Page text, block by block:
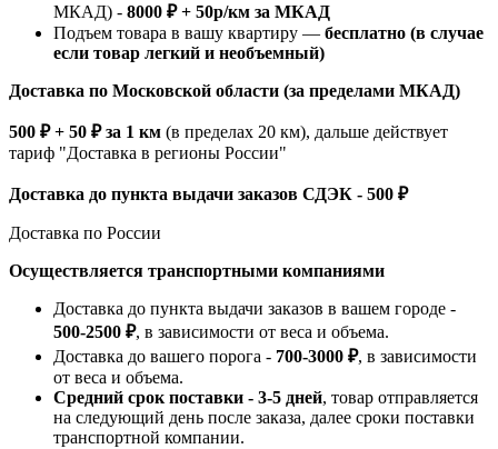
МКАД) - 8000 ₽ + 50р/км за МКАД
Подъем товара в вашу квартиру — бесплатно (в случае
если товар легкий и необъемный)
Доставка по Московской области (за пределами МКАД)
500 ₽ + 50 ₽ за 1 км (в пределах 20 км), дальше действует
тариф "Доставка в регионы России"
Доставка до пункта выдачи заказов СДЭК - 500 ₽
Доставка по России
Осуществляется транспортными компаниями
Доставка до пункта выдачи заказов в вашем городе -
500-2500 ₽, в зависимости от веса и объема.
Доставка до вашего порога - 700-3000 ₽, в зависимости
от веса и объема.
Средний срок поставки - 3-5 дней, товар отправляется
на следующий день после заказа, далее сроки поставки
транспортной компании.